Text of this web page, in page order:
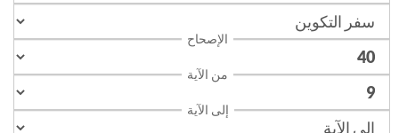
الإصحاح
من الآية
إلى الآية